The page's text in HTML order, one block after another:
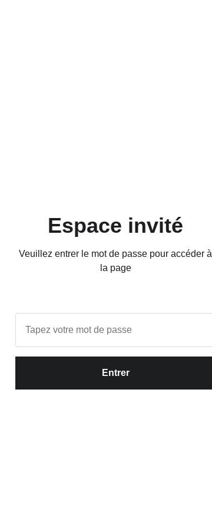
Espace invité
Veuillez entrer le mot de passe pour accéder à
la page
Entrer